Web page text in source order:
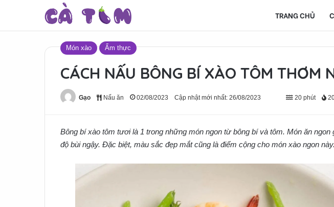
TRANG CHỦ
Món xào Ẩm thực
CÁCH NẤU BÔNG BÍ XÀO TÔM THƠM
Gạo Nấu ăn 02/08/2023 Cập nhật mới nhất: 26/08/2023 20 phút
Bông bí xào tôm tươi là 1 trong những món ngon từ bông bí và tôm. Món ăn ngon
độ bùi ngậy. Đặc biệt, màu sắc đẹp mắt cũng là điểm cộng cho món xào ngon này.